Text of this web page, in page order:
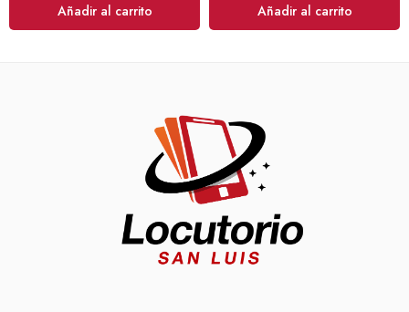
Añadir al carrito Añadir al carrito